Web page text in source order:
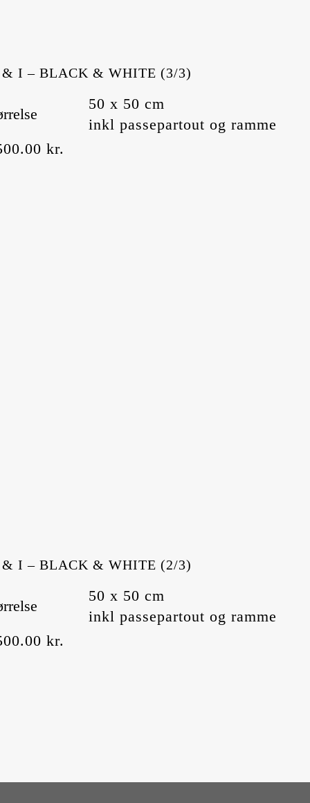
I – BLACK & WHITE (3/3)
50 x 50 cm
inkl passepartout og ramme
kr.
I – BLACK & WHITE (2/3)
50 x 50 cm
inkl passepartout og ramme
kr.